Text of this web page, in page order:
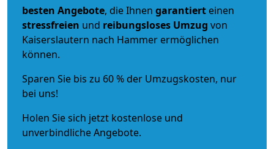
besten Angebote, die Ihnen garantiert einen
stressfreien und reibungsloses Umzug von
Kaiserslautern nach Hammer ermöglichen
können.
Sparen Sie bis zu 60 % der Umzugskosten, nur
bei uns!
Holen Sie sich jetzt kostenlose und
unverbindliche Angebote.